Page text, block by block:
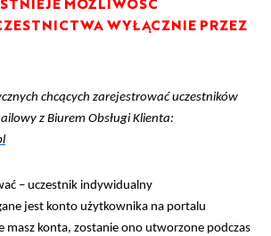
WYŁĄCZNIE PRZEZ
chcących zarejestrować uczestników
z Biurem Obsługi Klienta:
– uczestnik indywidualny
jest konto użytkownika na portalu
masz konta, zostanie ono utworzone podczas